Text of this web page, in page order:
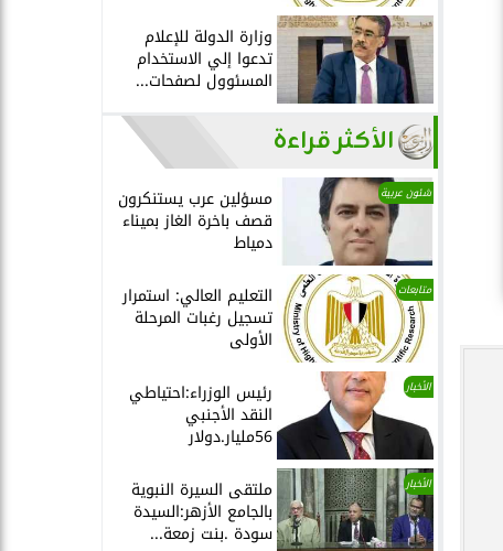
وزارة الدولة للإعلام
تدعوا إلي الاستخدام
المسئوول لصفحات...
الأكثر قراءة
شئون عربية مسؤلين عرب يستنكرون
قصف باخرة الغاز بميناء
دمياط
متابعات التعليم العالي: استمرار
تسجيل رغبات المرحلة
الأولى
الأخبار رئيس الوزراء:احتياطي
النقد الأجنبي
56مليار.دولار
الأخبار ملتقى السيرة النبوية
بالجامع الأزهر:السيدة
سودة .بنت زمعة...